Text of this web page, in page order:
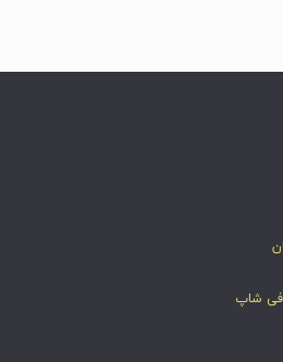
شاپ